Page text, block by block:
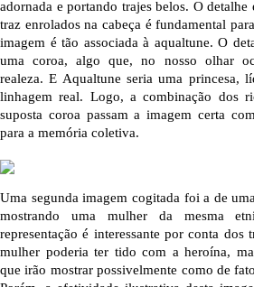
adornada e portando trajes belos. O detalhe
traz enrolados na cabeça é fundamental
imagem é tão associada à aqualtune. O
uma coroa, algo que, no nosso olhar
realeza. E Aqualtune seria uma princesa,
linhagem real. Logo, a combinação dos
suposta coroa passam a imagem certa
para a memória coletiva.
Uma segunda imagem cogitada foi a de
mostrando uma mulher da mesma
representação é interessante por conta dos
mulher poderia ter tido com a heroína,
que irão mostrar possivelmente como de